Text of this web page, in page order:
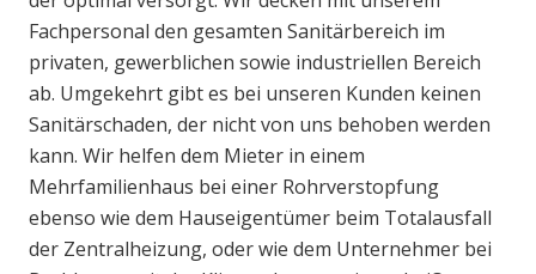
Fachpersonal den gesamten Sanitärbereich im
privaten, gewerblichen sowie industriellen Bereich
ab. Umgekehrt gibt es bei unseren Kunden keinen
Sanitärschaden, der nicht von uns behoben werden
kann. Wir helfen dem Mieter in einem
Mehrfamilienhaus bei einer Rohrverstopfung
ebenso wie dem Hauseigentümer beim Totalausfall
der Zentralheizung, oder wie dem Unternehmer bei